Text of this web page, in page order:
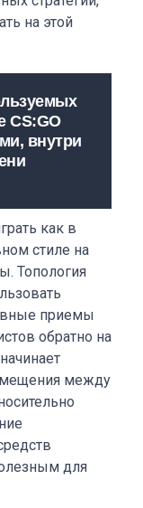
на этой
CS:GO
внутри
как в
стиле на
Топология
приемы
обратно на
между
для